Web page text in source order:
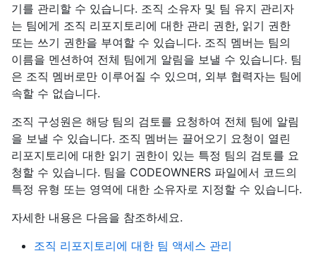
기를 관리할 수 있습니다. 조직 소유자 및 팀 유지 관리자
는 팀에게 조직 리포지토리에 대한 관리 권한, 읽기 권한
또는 쓰기 권한을 부여할 수 있습니다. 조직 멤버는 팀의
이름을 멘션하여 전체 팀에게 알림을 보낼 수 있습니다. 팀
은 조직 멤버로만 이루어질 수 있으며, 외부 협력자는 팀에
속할 수 없습니다.
조직 구성원은 해당 팀의 검토를 요청하여 전체 팀에 알림
을 보낼 수 있습니다. 조직 멤버는 끌어오기 요청이 열린
리포지토리에 대한 읽기 권한이 있는 특정 팀의 검토를 요
청할 수 있습니다. 팀을 CODEOWNERS 파일에서 코드의
특정 유형 또는 영역에 대한 소유자로 지정할 수 있습니다.
자세한 내용은 다음을 참조하세요.
조직 리포지토리에 대한 팀 액세스 관리